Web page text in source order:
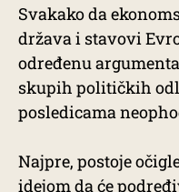
Svakako da
država i stavovi
određenu
skupih političkih
posledicama
Najpre, postoje
idejom da će